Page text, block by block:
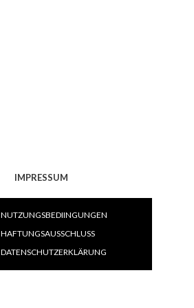
IMPRESSUM
NUTZUNGSBEDIINGUNGEN
HAFTUNGSAUSSCHLUSS
DATENSCHUTZERKLÄRUNG